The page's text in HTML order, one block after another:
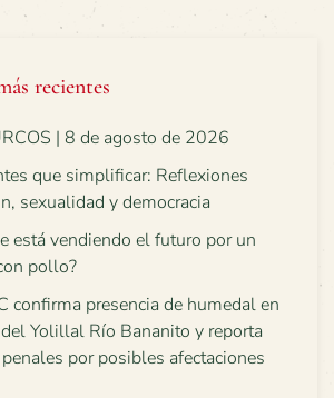
recientes
| 8 de agosto de 2026
que simplificar: Reflexiones
sexualidad y democracia
está vendiendo el futuro por un
pollo?
confirma presencia de humedal en
Yolillal Río Bananito y reporta
por posibles afectaciones